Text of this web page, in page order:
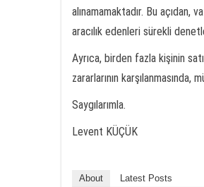
alınamamaktadır. Bu açıdan,
aracılık edenleri sürekli
Ayrıca, birden fazla kişinin
zararlarının karşılanmasında,
Saygılarımla.
Levent KÜÇÜK
About Latest Posts